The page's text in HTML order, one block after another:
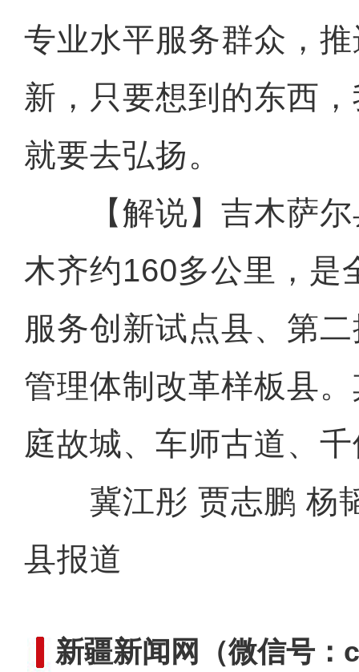
专业水平服务群众，
新，只要想到的东西
就要去弘扬。
【解说】吉木萨尔
木齐约160多公里，是
服务创新试点县、第
管理体制改革样板县
庭故城、车师古道、
冀江彤 贾志鹏 杨
县报道
新疆新闻网 （微信号
新疆红其拉甫口岸：出入